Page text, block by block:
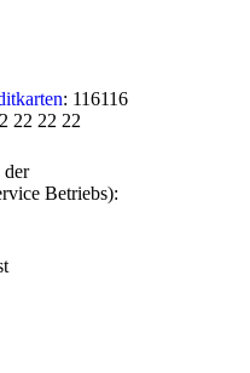
: 116116
22 22 22
der
Betriebs):